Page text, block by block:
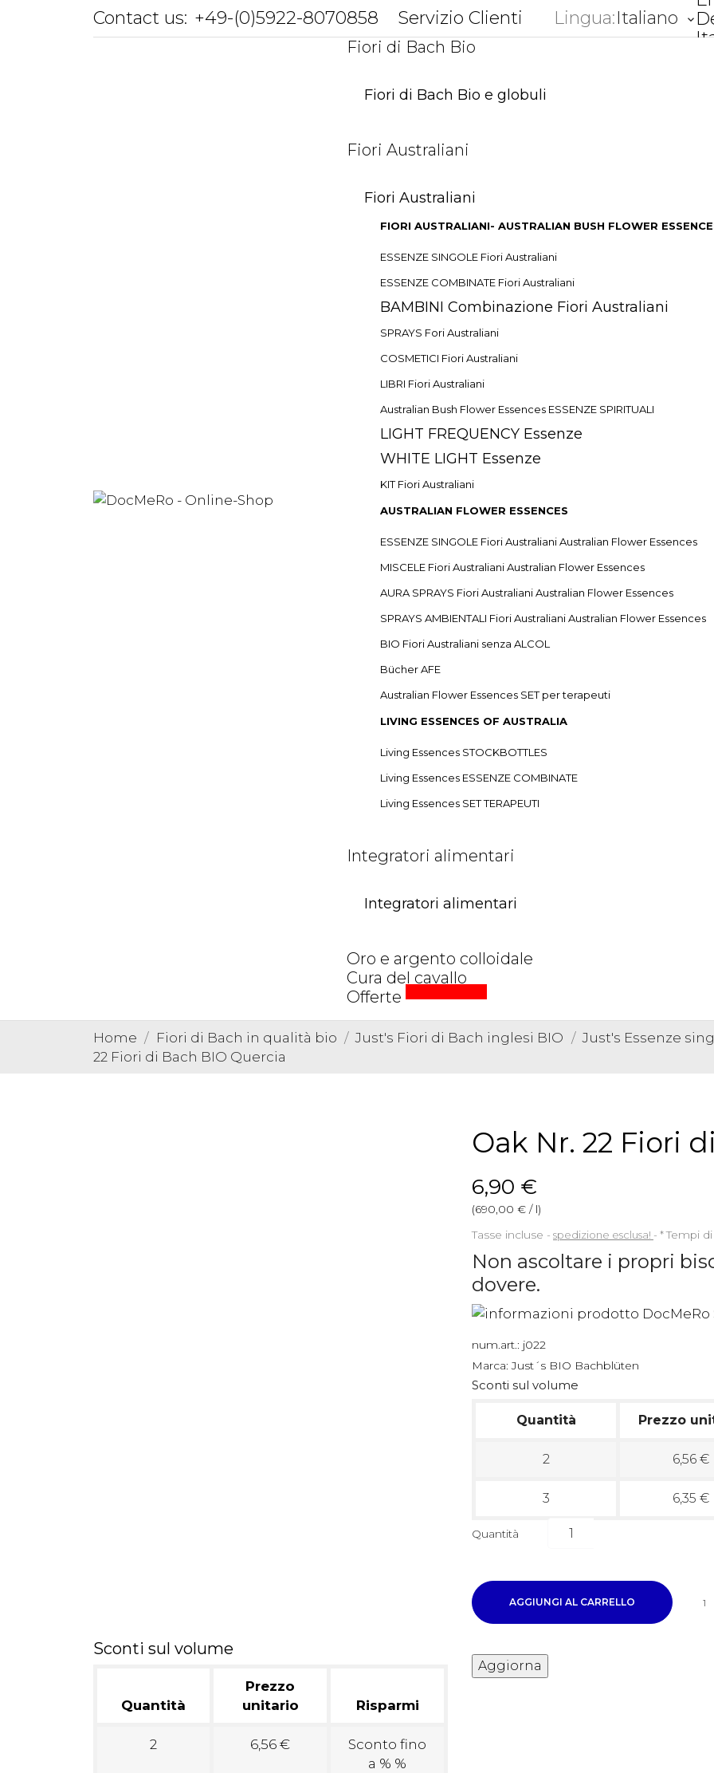
Contact us: +49-(0)5922-8070858 Servizio Clienti Lingua:Italiano keyboard_arrow_down
Fiori di Bach Bio
Fiori di Bach Bio e globuli
Fiori Australiani
Fiori Australiani
FIORI AUSTRALIANI- AUSTRALIAN BUSH FLOWER
ESSENZE SINGOLE Fiori Australiani
ESSENZE COMBINATE Fiori Australiani
BAMBINI Combinazione Fiori Australiani
SPRAYS Fori Australiani
COSMETICI Fiori Australiani
LIBRI Fiori Australiani
Australian Bush Flower Essences ESSENZE SPIRITUALI
LIGHT FREQUENCY Essenze
WHITE LIGHT Essenze
KIT Fiori Australiani
AUSTRALIAN FLOWER ESSENCES
ESSENZE SINGOLE Fiori Australiani Australian Flower Essences
MISCELE Fiori Australiani Australian Flower Essences
AURA SPRAYS Fiori Australiani Australian Flower Essences
SPRAYS AMBIENTALI Fiori Australiani Australian Flower Essences
BIO Fiori Australiani senza ALCOL
Bücher AFE
Australian Flower Essences SET per terapeuti
LIVING ESSENCES OF AUSTRALIA
Living Essences STOCKBOTTLES
Living Essences ESSENZE COMBINATE
Living Essences SET TERAPEUTI
Integratori alimentari
Integratori alimentari
Oro e argento colloidale
Cura del cavallo
Offerte
Home Fiori di Bach in qualità bio Just's Fiori di Bach inglesi BIO Just's Essenze
22 Fiori di Bach BIO Quercia
Sconti sul volume
Quantità
Prezzo
unitario
Risparmi
2 6,56 €
Sconto fino
a % %
Oak Nr. 22 Fiori
6,90 €
(690,00 € / l)
Tasse incluse
spedizione esclusa! *Tempi
Non ascoltare i propri
dovere.
num.art.: j022
Marca: Just´s BIO Bachblüten
Sconti sul volume
Quantità Prezzo
2 6,56 €
3 6,35 €
Quantità
AGGIUNGI AL CARRELLO 1